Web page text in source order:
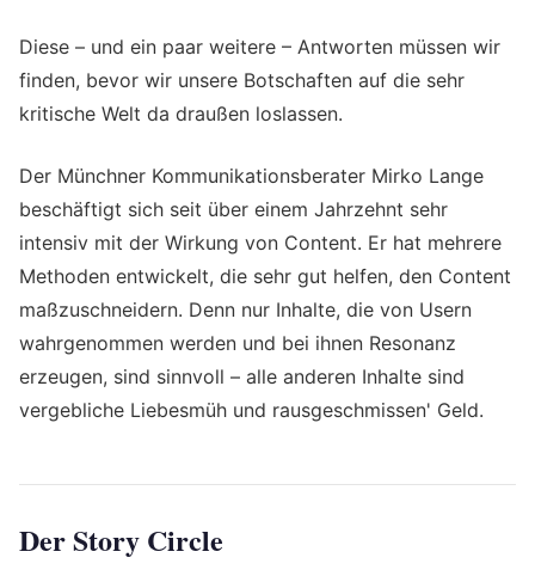
Diese – und ein paar weitere – Antworten müssen wir
finden, bevor wir unsere Botschaften auf die sehr
kritische Welt da draußen loslassen.
Der Münchner Kommunikationsberater Mirko Lange
beschäftigt sich seit über einem Jahrzehnt sehr
intensiv mit der Wirkung von Content. Er hat mehrere
Methoden entwickelt, die sehr gut helfen, den Content
maßzuschneidern. Denn nur Inhalte, die von Usern
wahrgenommen werden und bei ihnen Resonanz
erzeugen, sind sinnvoll – alle anderen Inhalte sind
vergebliche Liebesmüh und rausgeschmissen' Geld.
Der Story Circle